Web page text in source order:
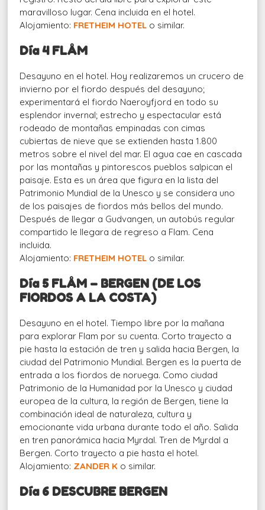
maravilloso lugar. Cena incluida en el hotel.
Alojamiento: FRETHEIM HOTEL o similar.
Día 4 FLÅM
Desayuno en el hotel. Hoy realizaremos un crucero de
invierno por el fiordo después del desayuno;
experimentará el fiordo Naeroyfjord en todo su
esplendor invernal; estrecho y espectacular está
rodeado de montañas empinadas con cimas
cubiertas de nieve que se extienden hasta 1.800
metros sobre el nivel del mar. El agua cae en cascada
por las montañas y pintorescos pueblos salpican el
paisaje. Esta es un área que figura en la lista del
Patrimonio Mundial de la Unesco y se considera uno
de los paisajes de fiordos más bellos del mundo.
Después de llegar a Gudvangen, un autobús regular
compartido le llegara de regreso a Flam. Cena
incluida.
Alojamiento: FRETHEIM HOTEL o similar.
Día 5 FLÅM – BERGEN (DE LOS
FIORDOS A LA COSTA)
Desayuno en el hotel. Tiempo libre por la mañana
para explorar Flam por su cuenta. Corto trayecto a
pie hasta la estación de tren y salida hacia Bergen, la
ciudad del Patrimonio Mundial. Bergen es la puerta de
entrada a los fiordos de noruega. Como ciudad
Patrimonio de la Humanidad por la Unesco y ciudad
europea de la cultura, la región de Bergen, tiene la
combinación ideal de naturaleza, cultura y
emocionante vida urbana durante todo el año. Salida
en tren panorámica hacia Myrdal. Tren de Myrdal a
Bergen. Corto trayecto a pie hasta el hotel.
Alojamiento: ZANDER K o similar.
Día 6 DESCUBRE BERGEN